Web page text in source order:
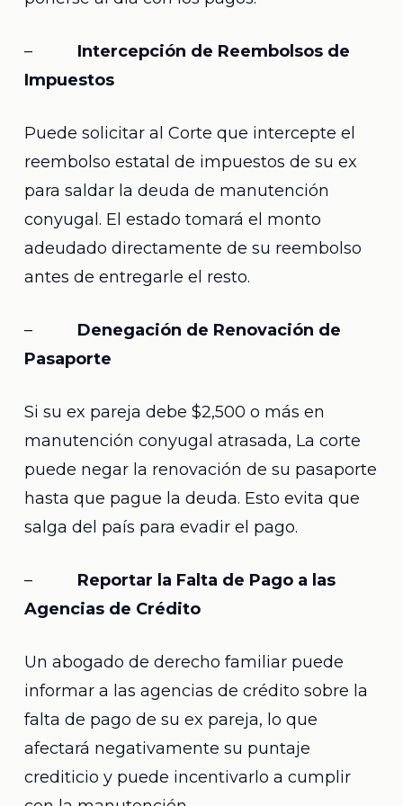
–
Intercepción de Reembolsos de
Impuestos
Puede solicitar al Corte que intercepte el
reembolso estatal de impuestos de su ex
para saldar la deuda de manutención
conyugal. El estado tomará el monto
adeudado directamente de su reembolso
antes de entregarle el resto.
–
Denegación de Renovación de
Pasaporte
Si su ex pareja debe $2,500 o más en
manutención conyugal atrasada, La corte
puede negar la renovación de su pasaporte
hasta que pague la deuda. Esto evita que
salga del país para evadir el pago.
–
Reportar la Falta de Pago a las
Agencias de Crédito
Un abogado de derecho familiar puede
informar a las agencias de crédito sobre la
falta de pago de su ex pareja, lo que
afectará negativamente su puntaje
crediticio y puede incentivarlo a cumplir